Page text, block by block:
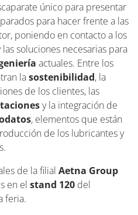
único para presentar
para hacer frente a las
poniendo en contacto a los
soluciones necesarias para
actuales. Entre los
lasostenibilidad, la
de los clientes, las
y la integración de
, elementos que están
de los lubricantes y
de la filial Aetna Group
en el stand 120 del
feria.